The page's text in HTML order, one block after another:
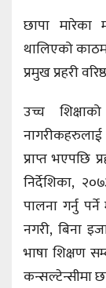
छापा मारेका
थालिएको
प्रमुख प्रहरी
उच्च
प्राप्त भएपछि
निर्देशिका,
पालना गर्नु
नगरी, बिना
भाषा शिक्षण
कन्सल्टेन्सीमा